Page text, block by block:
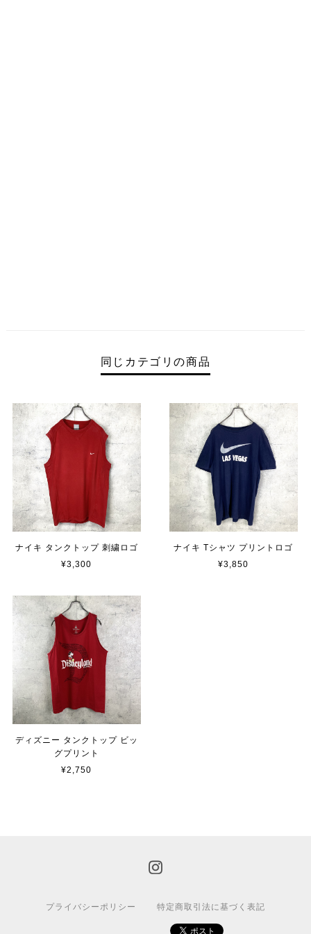
同じカテゴリの商品
ナイキ タンクトップ 刺繍ロゴ
¥3,300
ナイキ Tシャツ プリントロゴ
¥3,850
ディズニー タンクトップ ビッ
グプリント
¥2,750
プライバシーポリシー 特定商取引法に基づく表記